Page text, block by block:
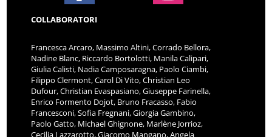
COLLABORATORI
Francesca Arcaro, Massimo Altini, Corrado Bellora,
Nadine Blanc, Riccardo Bortolotti, Manila Calipari,
Giulia Calisti, Nadia Camposaragna, Paolo Ciambi,
Filippo Clermont, Carol Di Vito, Christian Leo
Dufour, Christian Evaspasiano, Giuseppe Farinella,
Enrico Formento Dojot, Bruno Fracasso, Fabio
Francesconi, Sofia Fregnani, Giorgia Gambino,
Paolo Gatto, Michael Ghignone, Marlène Jorrioz,
Cecilia Lazzarotto, Giacomo Mangano, Angela